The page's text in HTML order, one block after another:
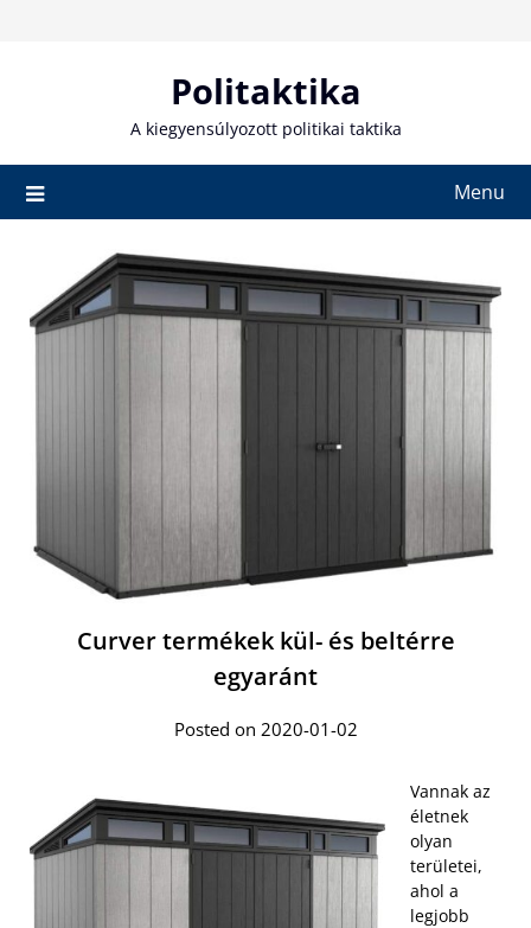
Politaktika
A kiegyensúlyozott politikai taktika
Menu
Curver termékek kül- és beltérre
egyaránt
Posted on 2020-01-02
Vannak az
életnek
olyan
területei,
ahol a
legjobb